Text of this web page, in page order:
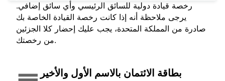
رخصة قيادة دولية للسائق الرئيسي وأي سائق إضافي.
يرجى ملاحظة أنه إذا كانت رخصة القيادة الخاصة بك
صادرة من المملكة المتحدة، يجب عليك إحضار كلا الجزئين
من رخصتك.
بطاقة الائتمان بالاسم الأول والأخير